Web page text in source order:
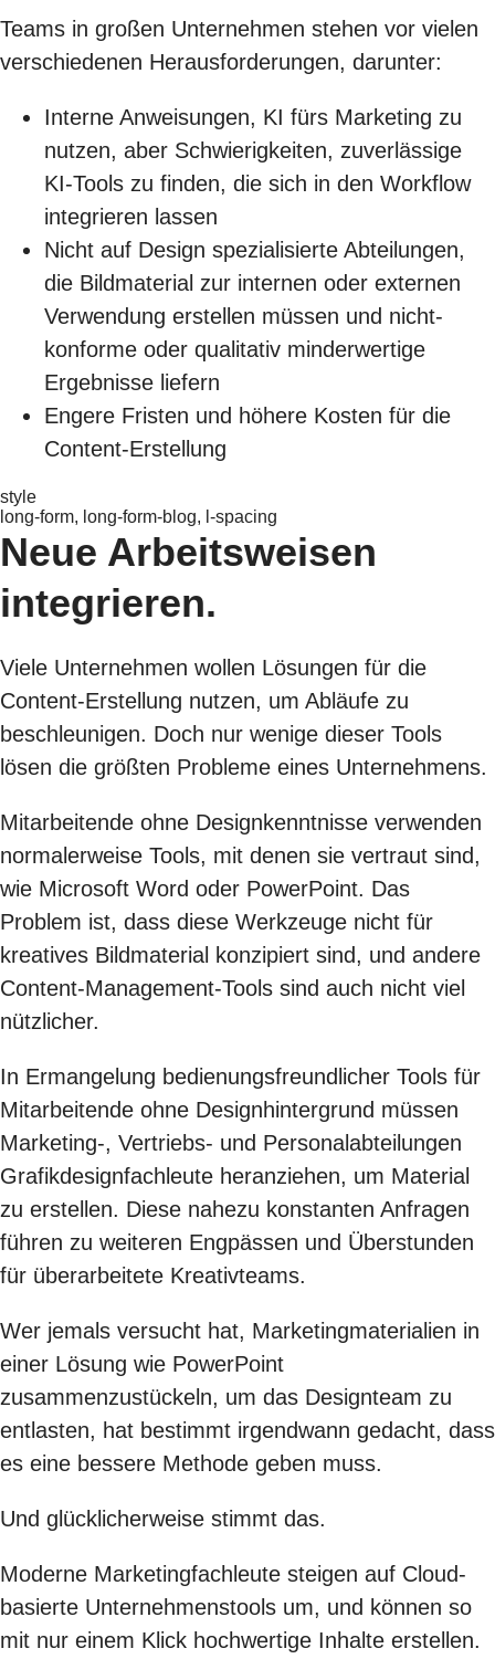
Teams in großen Unternehmen stehen vor vielen
verschiedenen Herausforderungen, darunter:
Interne Anweisungen, KI fürs Marketing zu
nutzen, aber Schwierigkeiten, zuverlässige
KI-Tools zu finden, die sich in den Workflow
integrieren lassen
Nicht auf Design spezialisierte Abteilungen,
die Bildmaterial zur internen oder externen
Verwendung erstellen müssen und nicht-
konforme oder qualitativ minderwertige
Ergebnisse liefern
Engere Fristen und höhere Kosten für die
Content-Erstellung
style
long-form, long-form-blog, l-spacing
Neue Arbeitsweisen
integrieren.
Viele Unternehmen wollen Lösungen für die
Content-Erstellung nutzen, um Abläufe zu
beschleunigen. Doch nur wenige dieser Tools
lösen die größten Probleme eines Unternehmens.
Mitarbeitende ohne Designkenntnisse verwenden
normalerweise Tools, mit denen sie vertraut sind,
wie Microsoft Word oder PowerPoint. Das
Problem ist, dass diese Werkzeuge nicht für
kreatives Bildmaterial konzipiert sind, und andere
Content-Management-Tools sind auch nicht viel
nützlicher.
In Ermangelung bedienungsfreundlicher Tools für
Mitarbeitende ohne Designhintergrund müssen
Marketing-, Vertriebs- und Personalabteilungen
Grafikdesignfachleute heranziehen, um Material
zu erstellen. Diese nahezu konstanten Anfragen
führen zu weiteren Engpässen und Überstunden
für überarbeitete Kreativteams.
Wer jemals versucht hat, Marketingmaterialien in
einer Lösung wie PowerPoint
zusammenzustückeln, um das Designteam zu
entlasten, hat bestimmt irgendwann gedacht, dass
es eine bessere Methode geben muss.
Und glücklicherweise stimmt das.
Moderne Marketingfachleute steigen auf Cloud-
basierte Unternehmenstools um, und können so
mit nur einem Klick hochwertige Inhalte erstellen.